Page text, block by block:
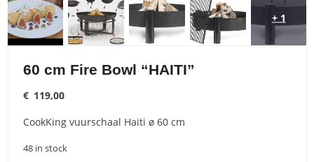
+ 1
60 cm Fire Bowl “HAITI”
€ 119,00
CookKing vuurschaal Haiti ø 60 cm
48 in stock